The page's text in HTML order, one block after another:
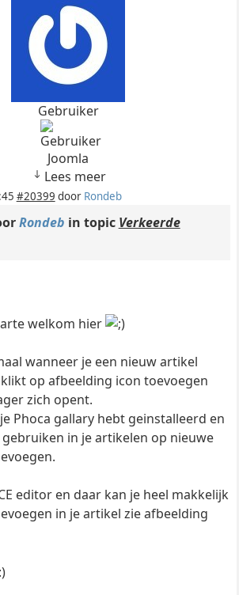
Gebruiker
Joomla
Lees meer
#20399 door Rondeb
Rondeb in topic Verkeerde
welkom hier
wanneer je een nieuw artikel
op afbeelding icon toevoegen
zich opent.
Phoca gallary hebt geinstalleerd en
in je artikelen op nieuwe
editor en daar kan je heel makkelijk
in je artikel zie afbeelding